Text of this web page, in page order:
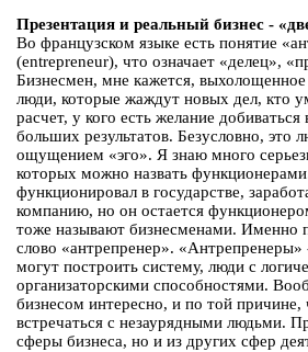
Презентация и реальный бизнес -
Во французском языке есть понятие
(entrepreneur), что означает «делец»,
Бизнесмен, мне кажется,
люди, которые жаждут новых дел, кто
расчет, у кого есть желание
больших результатов. Безусловно,
ощущением «эго». Я знаю много
которых можно назвать
функционировал в государстве,
компанию, но он остается
тоже называют бизнесменами. Именно
слово «антрепренер». «Антрепренеры»
могут построить систему, люди с
организаторскими способностями.
бизнесом интересно, и по той причине,
встречаться с незаурядными людьми.
сферы бизнеса, но и из других сфер